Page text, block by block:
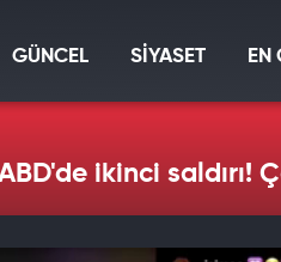
GÜNCEL SİYASET EN
ikinci saldırı!